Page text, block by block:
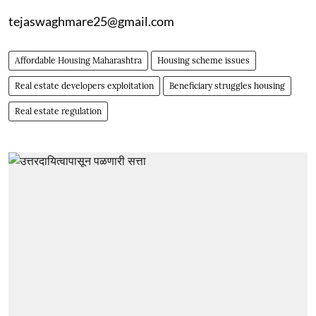
tejaswaghmare25@gmail.com
Affordable Housing Maharashtra Housing scheme issues
Real estate developers exploitation Beneficiary struggles housing
Real estate regulation